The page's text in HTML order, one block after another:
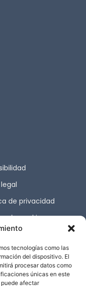
tecnologías como las
del dispositivo. El
procesar datos como
únicas en este
afectar
de privacidad
de cookies
de compra